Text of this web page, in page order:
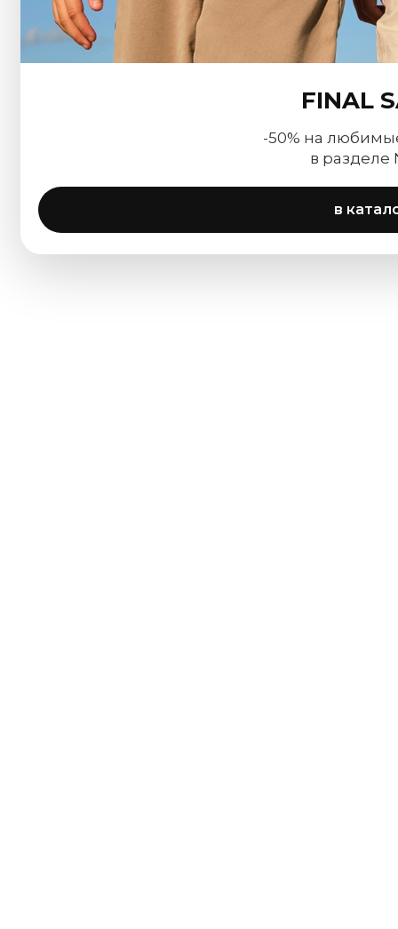
FINAL
-50% на
в разделе
в